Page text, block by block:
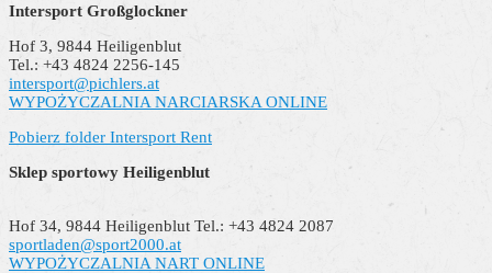
Intersport Großglockner
Hof 3, 9844 Heiligenblut
Tel.: +43 4824 2256-145
intersport@pichlers.at
WYPOŻYCZALNIA NARCIARSKA ONLINE
Pobierz folder Intersport Rent
Sklep sportowy Heiligenblut
Hof 34, 9844 Heiligenblut Tel.: +43 4824 2087
sportladen@sport2000.at
WYPOŻYCZALNIA NART ONLINE